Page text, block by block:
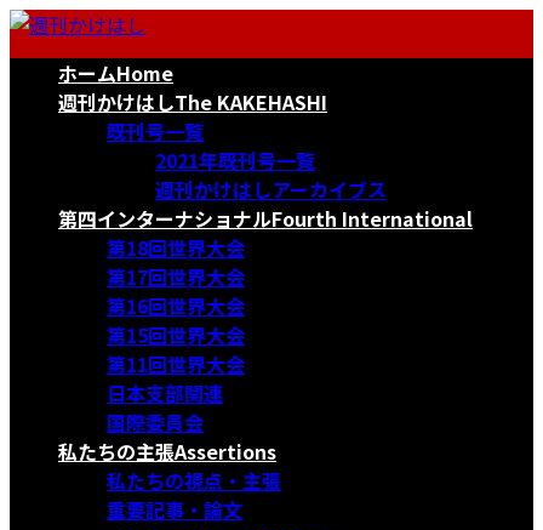
コ
ナ
ホームHome
週刊かけはしThe KAKEHASHI
既刊号一覧
2021年既刊号一覧
週刊かけはしアーカイブス
第四インターナショナルFourth International
第18回世界大会
第17回世界大会
第16回世界大会
第15回世界大会
第11回世界大会
日本支部関連
国際委員会
私たちの主張Assertions
私たちの視点・主張
重要記事・論文